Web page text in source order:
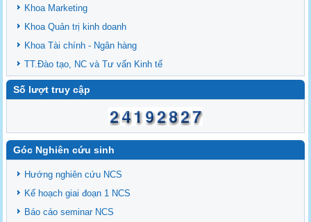
Khoa Marketing
Khoa Quản trị kinh doanh
Khoa Tài chính - Ngân hàng
TT.Đào tạo, NC và Tư vấn Kinh tế
Số lượt truy cập
Góc Nghiên cứu sinh
Hướng nghiên cứu NCS
Kế hoạch giai đoạn 1 NCS
Báo cáo seminar NCS